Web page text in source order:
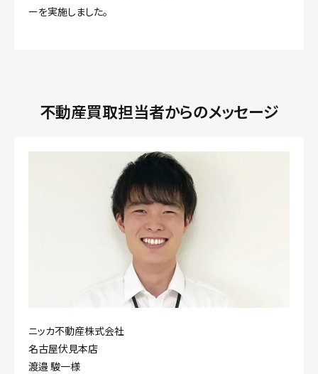
ーを実施しました。
不動産買取担当者からのメッセージ
ニッカ不動産株式会社
名古屋伏見本店
渡邉 駿一様